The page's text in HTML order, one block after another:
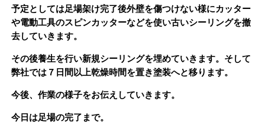
予定としては足場架け完了後外壁を傷つけない様にカッター
や電動工具のスピンカッターなどを使い古いシーリングを撤
去していきます。
その後養生を行い新規シーリングを埋めていきます。そして
弊社では７日間以上乾燥時間を置き塗装へと移ります。
今後、作業の様子をお伝えしていきます。
今日は足場の完了まで。